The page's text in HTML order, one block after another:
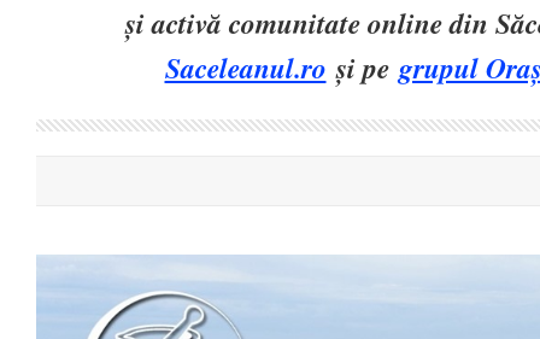
și activă comunitate online din
Saceleanul.ro și pegrupul